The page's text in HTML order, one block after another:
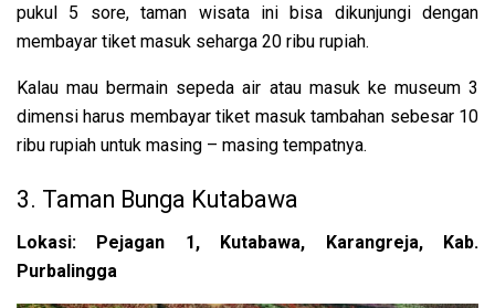
pukul 5 sore, taman wisata ini bisa dikunjungi dengan
membayar tiket masuk seharga 20 ribu rupiah.
Kalau mau bermain sepeda air atau masuk ke museum 3
dimensi harus membayar tiket masuk tambahan sebesar 10
ribu rupiah untuk masing – masing tempatnya.
3. Taman Bunga Kutabawa
Lokasi: Pejagan 1, Kutabawa, Karangreja, Kab.
Purbalingga